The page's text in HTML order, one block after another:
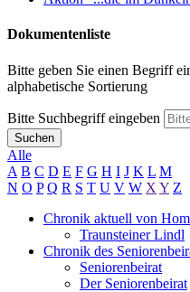
Dokumentenliste
Bitte geben Sie einen Begriff
alphabetische Sortierung
Bitte Suchbegriff eingeben
Suchen
Alle
A B C D E F G H I J K L M
N O P Q R S T U V W X Y Z
Chronik aktuell von
Traunsteiner Lindl
Chronik des
Seniorenbeirat
Der Seniorenbeirat